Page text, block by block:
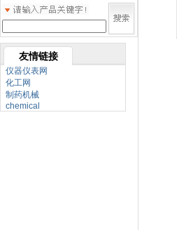
友情链接
仪器仪表网
化工网
制药机械
chemical